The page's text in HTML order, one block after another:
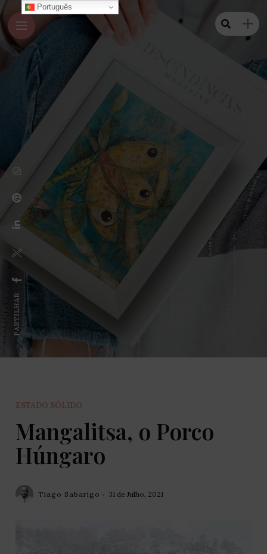
PARTILHAR:
ESTADO SÓLIDO
Mangalitsa, o Porco
Húngaro
Tiago Sabarigo 31 de Julho, 2021
Português